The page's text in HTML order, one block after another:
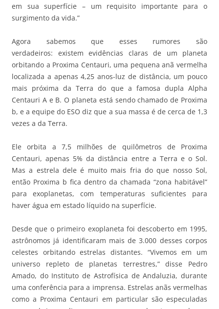
em sua superfície – um requisito importante para o
surgimento da vida.”
Agora sabemos que esses rumores são
verdadeiros: existem evidências claras de um planeta
orbitando a Proxima Centauri, uma pequena anã vermelha
localizada a apenas 4,25 anos-luz de distância, um pouco
mais próxima da Terra do que a famosa dupla Alpha
Centauri A e B. O planeta está sendo chamado de Proxima
b, e a equipe do ESO diz que a sua massa é de cerca de 1,3
vezes a da Terra.
Ele orbita a 7,5 milhões de quilômetros de Proxima
Centauri, apenas 5% da distância entre a Terra e o Sol.
Mas a estrela dele é muito mais fria do que nosso Sol,
então Proxima b fica dentro da chamada “zona habitável”
para exoplanetas, com temperaturas suficientes para
haver água em estado líquido na superfície.
Desde que o primeiro exoplaneta foi descoberto em 1995,
astrônomos já identificaram mais de 3.000 desses corpos
celestes orbitando estrelas distantes. “Vivemos em um
universo repleto de planetas terrestres,” disse Pedro
Amado, do Instituto de Astrofísica de Andaluzia, durante
uma conferência para a imprensa. Estrelas anãs vermelhas
como a Proxima Centauri em particular são especuladas